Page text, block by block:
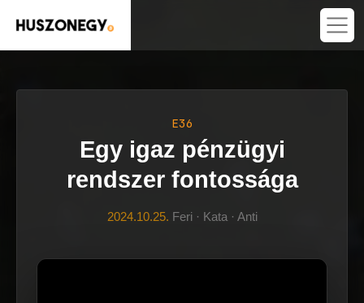
E36
Egy igaz pénzügyi
rendszer fontossága
2024.10.25. Feri · Kata · Anti